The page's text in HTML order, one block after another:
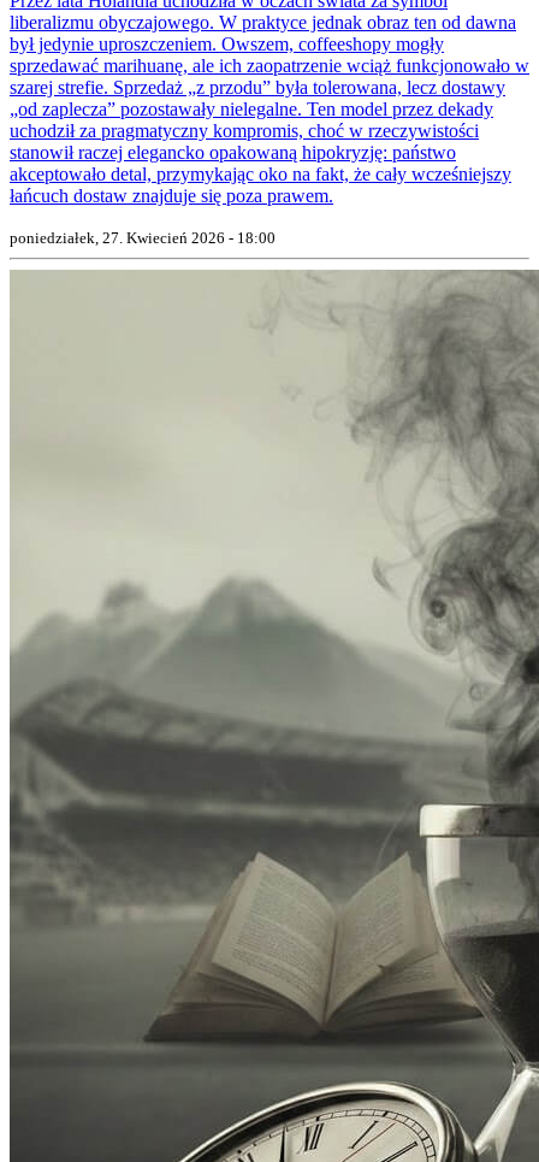
liberalizmu obyczajowego. W praktyce jednak obraz ten od dawna
był jedynie uproszczeniem. Owszem, coffeeshopy mogły
sprzedawać marihuanę, ale ich zaopatrzenie wciąż funkcjonowało w
szarej strefie. Sprzedaż „z przodu” była tolerowana, lecz dostawy
„od zaplecza” pozostawały nielegalne. Ten model przez dekady
uchodził za pragmatyczny kompromis, choć w rzeczywistości
stanowił raczej elegancko opakowaną hipokryzję: państwo
akceptowało detal, przymykając oko na fakt, że cały wcześniejszy
łańcuch dostaw znajduje się poza prawem.
poniedziałek, 27. Kwiecień 2026 - 18:00